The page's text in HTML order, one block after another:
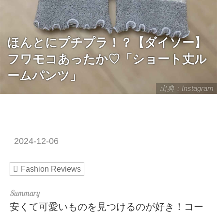
出典：Instagram
ほんとにプチプラ！？【ダイソー】
フワモコあったか♡「ショート丈ル
ームパンツ」
2024-12-06
Fashion Reviews
安くて可愛いものを見つけるのが好き！コー